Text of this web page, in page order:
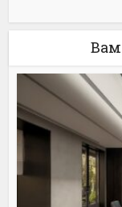
Вам